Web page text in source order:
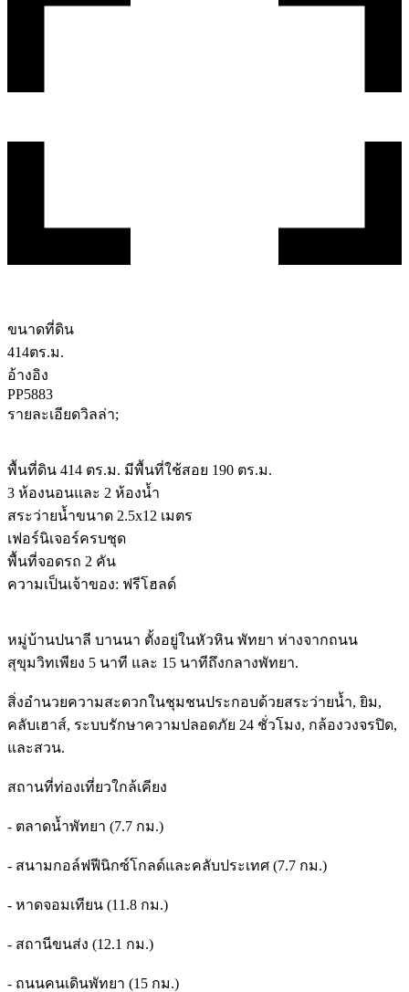
ขนาดที่ดิน
414ตร.ม.
อ้างอิง
PP5883
รายละเอียดวิลล่า;
พื้นที่ดิน 414 ตร.ม. มีพื้นที่ใช้สอย 190 ตร.ม.
3 ห้องนอนและ 2 ห้องน้ำ
สระว่ายน้ำขนาด 2.5x12 เมตร
เฟอร์นิเจอร์ครบชุด
พื้นที่จอดรถ 2 คัน
ความเป็นเจ้าของ: ฟรีโฮลด์
หมู่บ้านปนาลี บานนา ตั้งอยู่ในหัวหิน พัทยา ห่างจากถนน
สุขุมวิทเพียง 5 นาที และ 15 นาทีถึงกลางพัทยา.
สิ่งอำนวยความสะดวกในชุมชนประกอบด้วยสระว่ายน้ำ, ยิม,
คลับเฮาส์, ระบบรักษาความปลอดภัย 24 ชั่วโมง, กล้องวงจรปิด,
และสวน.
สถานที่ท่องเที่ยวใกล้เคียง
- ตลาดน้ำพัทยา (7.7 กม.)
- สนามกอล์ฟฟีนิกซ์โกลด์และคลับประเทศ (7.7 กม.)
- หาดจอมเทียน (11.8 กม.)
- สถานีขนส่ง (12.1 กม.)
- ถนนคนเดินพัทยา (15 กม.)